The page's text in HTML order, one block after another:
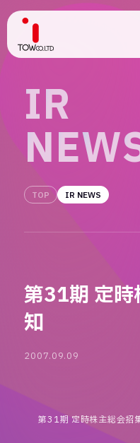
IR
NEW
TOP IR NEWS
第31期 定
知
2007.09.09
第31期 定時株主総会招